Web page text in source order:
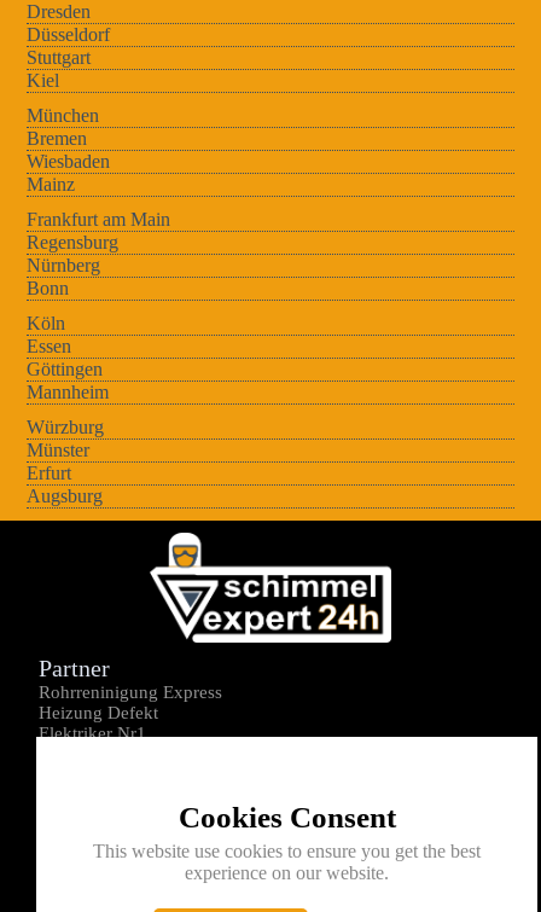
Dresden
Düsseldorf
Stuttgart
Kiel
München
Bremen
Wiesbaden
Mainz
Frankfurt am Main
Regensburg
Nürnberg
Bonn
Köln
Essen
Göttingen
Mannheim
Würzburg
Münster
Erfurt
Augsburg
Cookies Consent
This website use cookies to ensure you get the best
experience on our website.
Partner
Rohrreninigung Express
Heizung Defekt
Elektriker Nr1
Kontakt